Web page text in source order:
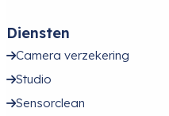
Diensten
Camera verzekering
Studio
Sensorclean